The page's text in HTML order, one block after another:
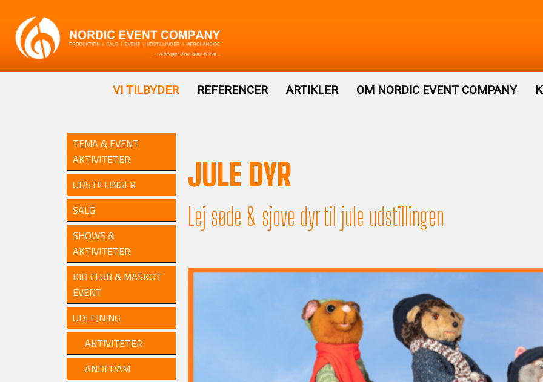
VI TILBYDER REFERENCER ARTIKLER OM NORDIC EVENT COMPANY
TEMA & EVENT
AKTIVITETER
UDSTILLINGER
SALG
SHOWS &
AKTIVITETER
KID CLUB & MASKOT
EVENT
UDLEJNING
AKTIVITETER
ANDEDAM
JULE DYR
Lej søde & sjove dyr til jule udstillingen